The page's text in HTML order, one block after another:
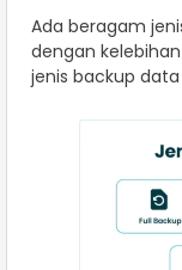
Ada beragam
dengan
jenis backup